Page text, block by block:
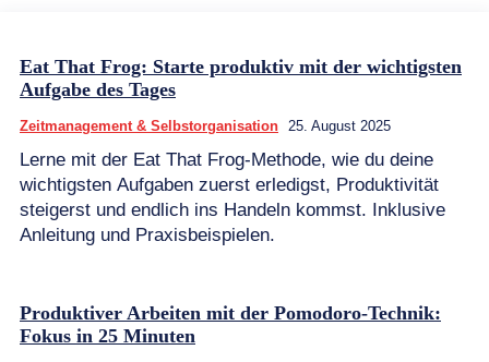
Eat That Frog: Starte produktiv mit der wichtigsten
Aufgabe des Tages
Zeitmanagement & Selbstorganisation 25. August 2025
Lerne mit der Eat That Frog-Methode, wie du deine
wichtigsten Aufgaben zuerst erledigst, Produktivität
steigerst und endlich ins Handeln kommst. Inklusive
Anleitung und Praxisbeispielen.
Produktiver Arbeiten mit der Pomodoro-Technik:
Fokus in 25 Minuten